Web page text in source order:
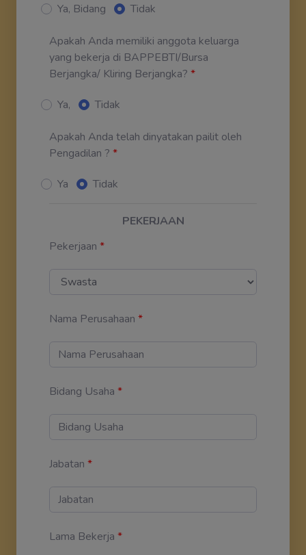
Ya, Bidang Tidak
Apakah Anda memiliki anggota keluarga
yang bekerja di BAPPEBTI/Bursa
Berjangka/ Kliring Berjangka? *
Ya, Tidak
Apakah Anda telah dinyatakan pailit oleh
Pengadilan ? *
Ya Tidak
PEKERJAAN
Pekerjaan *
Nama Perusahaan *
Bidang Usaha *
Jabatan *
Lama Bekerja *